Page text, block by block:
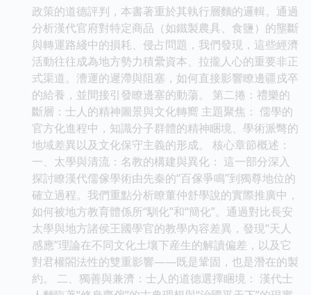
政策的道德評判，本書著重於其執行層麵的邏輯。通過
分析漢代官府對特定商品（如鐵製農具、食鹽）的壟斷
與轉運路綫中的損耗、侵占問題，我們發現，這些經濟
活動往往成為地方勢力積纍資本、拉攏人心的重要非正
式渠道。漕運的遲滯與阻塞，如何直接影響瞭邊疆戍卒
的給養，並間接引發瞭邊塞的動蕩。 第二捲：禮樂的
斷層：士人的精神圖景與文化轉嚮 主題聚焦： 儒學的
官方化進程中，知識分子群體的精神睏境、學術派彆的
地域差異以及文化保守主義的形成。 核心章節概述：
一、太學與清流：名教的構建與異化： 這一部分深入
探討瞭漢代儒傢學術由先秦的“百傢爭鳴”到獨尊地位的
確立過程。我們重點分析瞭董仲舒學說的實際推廣中，
如何被地方教育體係所“馴化”和“簡化”。通過對比長安
太學與地方諸侯王國學官的教學內容差異，發現“天人
感應”理論在不同文化土壤下産生的解讀偏差，以及它
對君權閤法性的雙重影響——既是鞏固，也是潛在的製
約。 二、獨善與兼濟：士人的道德選擇睏境： 漢代士